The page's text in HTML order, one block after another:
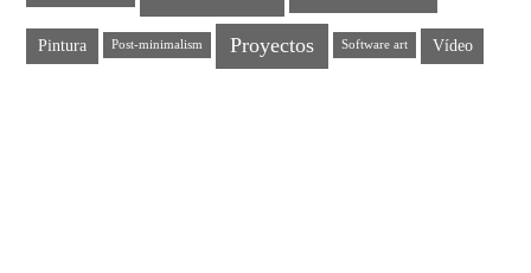
Pintura Post-minimalism Proyectos Software art Vídeo